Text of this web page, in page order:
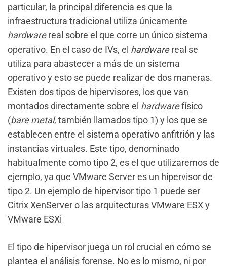
particular, la principal diferencia es que la
infraestructura tradicional utiliza únicamente
hardwarereal sobre el que corre un único sistema
operativo. En el caso de IVs, el hardwarereal se
utiliza para abastecer a más de un sistema
operativo y esto se puede realizar de dos maneras.
Existen dos tipos de hipervisores, los que van
montados directamente sobre el hardwarefísico
(bare metal, también llamados tipo 1) y los que se
establecen entre el sistema operativo anfitrión y las
instancias virtuales. Este tipo, denominado
habitualmente como tipo 2, es el que utilizaremos de
ejemplo, ya que VMware Server es un hipervisor de
tipo 2. Un ejemplo de hipervisor tipo 1 puede ser
Citrix XenServer o las arquitecturas VMware ESX y
VMware ESXi
El tipo de hipervisor juega un rol crucial en cómo se
plantea el análisis forense. No es lo mismo, ni por